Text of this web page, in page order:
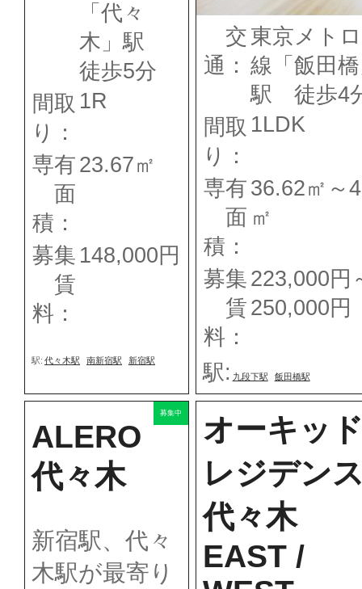
「代々
木」駅
徒歩5分
間取
り：
1R
専有
面
積：
23.67㎡
募集
賃
料：
148,000円
駅: 代々木駅 南新宿駅 新宿駅
交
通：
東京メト
線「飯田
駅 徒歩4
間取
り：
1LDK
専有
面
積：
36.62㎡～
㎡
募集
賃
料：
223,000円
250,000円
駅: 九段下駅 飯田橋駅
ALERO
代々木
新宿駅、代々
木駅が最寄り
募集中
オーキッ
レジデン
代々木
EAST /